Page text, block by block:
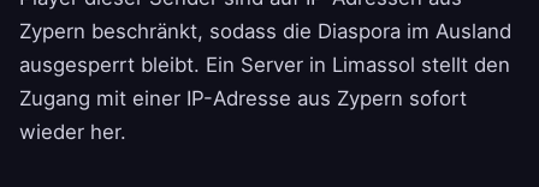
Zypern beschränkt, sodass die Diaspora im Ausland
ausgesperrt bleibt. Ein Server in Limassol stellt den
Zugang mit einer IP-Adresse aus Zypern sofort
wieder her.